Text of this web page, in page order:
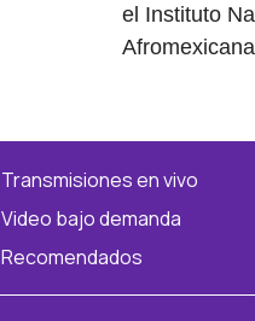
el Instituto
Transmisiones en vivo
Video bajo demanda
Recomendados